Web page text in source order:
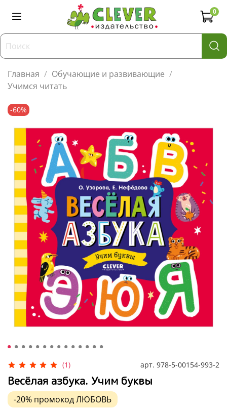
0
Главная
Обучающие и развивающие
Учимся читать
-60%
(1) арт. 978-5-00154-993-2
Весёлая азбука. Учим буквы
-20% промокодЛЮБОВЬ